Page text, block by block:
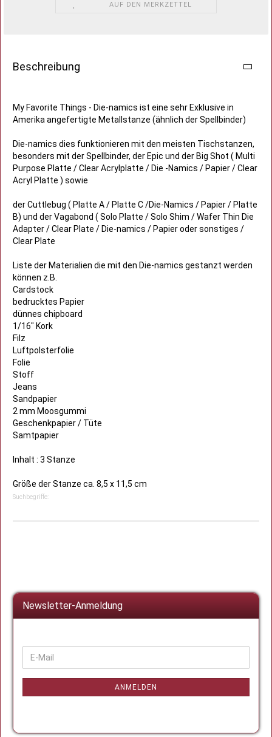
AUF DEN MERKZETTEL
Beschreibung
My Favorite Things - Die-namics ist eine sehr Exklusive in
Amerika angefertigte Metallstanze (ähnlich der Spellbinder)
Die-namics dies funktionieren mit den meisten Tischstanzen,
besonders mit der Spellbinder, der Epic und der Big Shot ( Multi
Purpose Platte / Clear Acrylplatte / Die -Namics / Papier / Clear
Acryl Platte ) sowie
der Cuttlebug ( Platte A / Platte C /Die-Namics / Papier / Platte
B) und der Vagabond ( Solo Platte / Solo Shim / Wafer Thin Die
Adapter / Clear Plate / Die-namics / Papier oder sonstiges /
Clear Plate
Liste der Materialien die mit den Die-namics gestanzt werden
können z.B.
Cardstock
bedrucktes Papier
dünnes chipboard
1/16" Kork
Filz
Luftpolsterfolie
Folie
Stoff
Jeans
Sandpapier
2 mm Moosgummi
Geschenkpapier / Tüte
Samtpapier
Inhalt : 3 Stanze
Größe der Stanze ca. 8,5 x 11,5 cm
Suchbegriffe:
Newsletter-Anmeldung
WEITER
ZUR
NEWSLETTER-
E-
Mail
ANMELDEN